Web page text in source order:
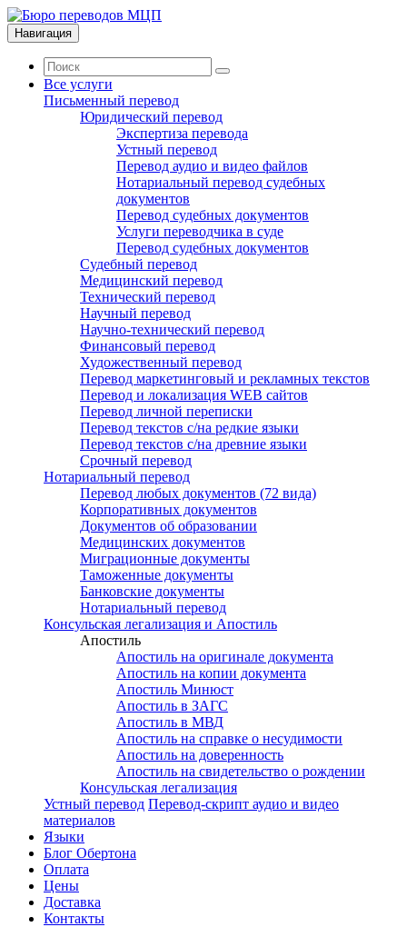
Навигация
Все услуги
Письменный перевод
Юридический перевод
Экспертиза перевода
Устный перевод
Перевод аудио и видео файлов
Нотариальный перевод судебных
документов
Перевод судебных документов
Услуги переводчика в суде
Перевод судебных документов
Судебный перевод
Медицинский перевод
Технический перевод
Научный перевод
Научно-технический перевод
Финансовый перевод
Художественный перевод
Перевод маркетинговый и рекламных текстов
Перевод и локализация WEB сайтов
Перевод личной переписки
Перевод текстов с/на редкие языки
Перевод текстов с/на древние языки
Срочный перевод
Нотариальный перевод
Перевод любых документов (72 вида)
Корпоративных документов
Документов об образовании
Медицинских документов
Миграционные документы
Таможенные документы
Банковские документы
Нотариальный перевод
Консульская легализация и Апостиль
Апостиль
Апостиль на оригинале документа
Апостиль на копии документа
Апостиль Минюст
Апостиль в ЗАГС
Апостиль в МВД
Апостиль на справке о несудимости
Апостиль на доверенность
Апостиль на свидетельство о рождении
Консульская легализация
Устный перевод Перевод-скрипт аудио и видео
материалов
Языки
Блог Обертона
Оплата
Цены
Доставка
Контакты